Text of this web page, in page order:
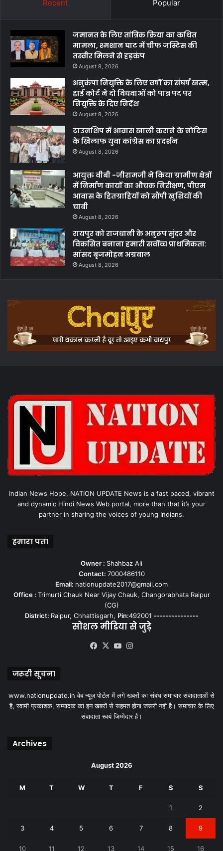
Recent Popular
जमानत के लिए तांत्रिक क्रिया का कथित
मामला, श्मशान घाट में चीफ जस्टिस की
तस्वीर मिलने से हड़कंप
August 8, 2026
अनुकंपा नियुक्ति के लिए वर्षों का संघर्ष खत्म,
हाई कोर्ट ने दो विधवाओं को पात्र पद पर
नियुक्ति के दिए निर्देश
August 8, 2026
टाउनशिप में आवास खाली कराने के नोटिस
के खिलाफ युवा कांग्रेस का प्रदर्शन
August 8, 2026
आयुक्त वीबी -जीरामजी ने किया ग्रामीण क्षेत्रों
में निर्माण कार्यों का औचक निरीक्षण, पीएम
आवास के हितग्राहियों को सौंपी खुशियों की
चाबी
August 8, 2026
रायपुर को राजधानी के अनुरूप सुंदर और
विकसित बनाना हमारी सर्वोच्च प्राथमिकता:
सांसद बृजमोहन अग्रवाल
August 8, 2026
Indian News Hope, NATION UPDATE News is a fast paced, vibrant
and dynamic Hindi News Web portal, more than that it’s your
partner in sharing the voices of young Indians.
हमारा पता
Owner : Shahbaz Ali
Contact: 7000486110
Email: nationupdate2017@gmail.com
Office : Trimurti Chauk Near Vijay Chauk, Changorabhata Raipur
(CG)
District: Raipur, Chhattisgarh, Pin:492001 ---------------
सोशल मीडिया से जुड़े
Facebook
X YouTube
जरूरी सूचना
www.nationupdate.in वेब न्यूज़ पोर्टल में लगे खबरों का संबंध समाचार संवादाताओं से
है, स्वामी प्रकाशक, सम्पादक का इन खबरों से सहमत होना जरूरी नही है। समाचार के लिए
संवादाता स्वयं जिम्मेदार है।
Archives
August 2026
M T W T F S S
1 2
3 4 5 6 7 8 9
10 11 12 13 14 15 16